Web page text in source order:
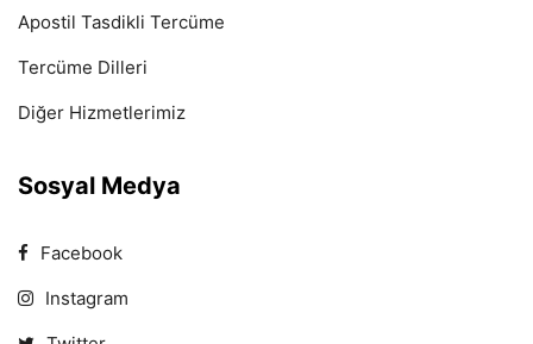
Apostil Tasdikli Tercüme
Tercüme Dilleri
Diğer Hizmetlerimiz
Sosyal Medya
Facebook
Instagram